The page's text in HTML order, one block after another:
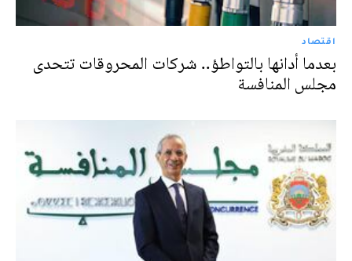
اقتصاد
بعدما أدانها بالتواطؤ.. شركات المحروقات تتحدى
مجلس المنافسة